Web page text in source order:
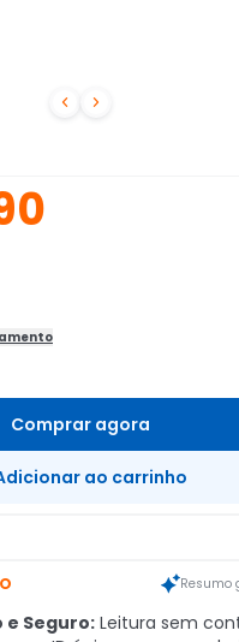
 
Comprar agora
ao carrinho
Resumo
e Seguro: Leitura sem